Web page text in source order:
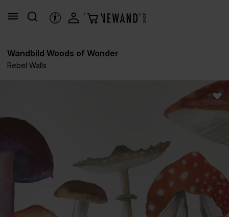
springen
HILFSTOOLS
Wandbild Woods of Wonder
Rebel Walls